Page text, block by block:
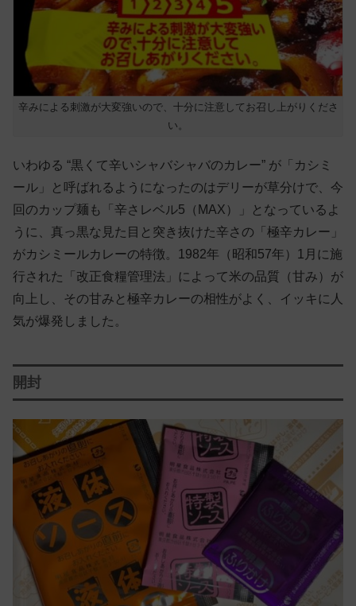
辛みによる刺激が大変強いので、十分に注意してお召し上がりくださ
い。
いわゆる “黒くて辛いシャバシャバのカレー” が「カシミ
ール」と呼ばれるようになったのはデリーが草分けで、今
回のカップ麺も「辛さレベル5（MAX）」となっているよ
うに、真っ黒な見た目と突き抜けた辛さの「極辛カレー」
がカシミールカレーの特徴。1982年（昭和57年）1月に施
行された「改正食糧管理法」によって米の品質（甘み）が
向上し、その甘みと極辛カレーの相性がよく、イッキに人
気が爆発しました。
開封